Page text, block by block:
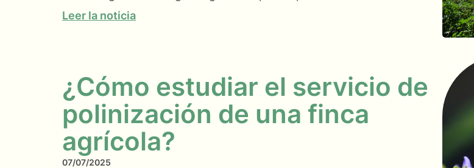
Leer la noticia
¿Cómo estudiar el servicio de
polinización de una finca
agrícola?
07/07/2025